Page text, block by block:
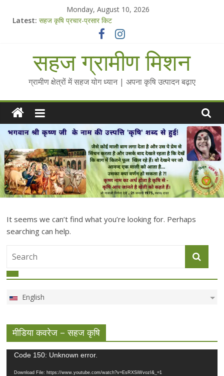
Monday, August 10, 2026
Latest: सहज कृषि प्रचार-प्रसार किट
Standee Designs @ 2025 for Sahaj Krishi Promotions
Chalo Gaon Ki Or Abhiyaan - 2025-26
Collected Talks on Vibrated Water
सहज ग्रामीण मिशन
ग्रामीण क्षेत्रों में सहज योग ध्यान | अपना कृषि उत्पादन बढ़ाए
It seems we can’t find what you’re looking for. Perhaps
searching can help.
English
मीडिया कवरेज – सहज कृषि
Video
Code 150: Unknown error.
Download File: https://www.youtube.com/watch?v=EsRXSiWvozI&_=1